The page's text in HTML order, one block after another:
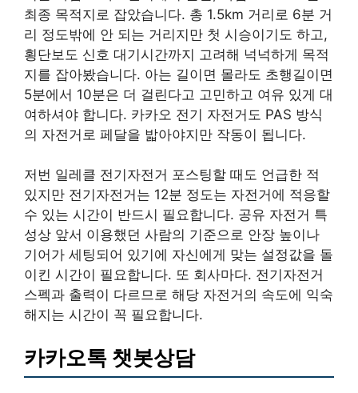
최종 목적지로 잡았습니다. 총 1.5km 거리로 6분 거
리 정도밖에 안 되는 거리지만 첫 시승이기도 하고,
횡단보도 신호 대기시간까지 고려해 넉넉하게 목적
지를 잡아봤습니다. 아는 길이면 몰라도 초행길이면
5분에서 10분은 더 걸린다고 고민하고 여유 있게 대
여하셔야 합니다. 카카오 전기 자전거도 PAS 방식
의 자전거로 페달을 밟아야지만 작동이 됩니다.
저번 일레클 전기자전거 포스팅할 때도 언급한 적
있지만 전기자전거는 12분 정도는 자전거에 적응할
수 있는 시간이 반드시 필요합니다. 공유 자전거 특
성상 앞서 이용했던 사람의 기준으로 안장 높이나
기어가 세팅되어 있기에 자신에게 맞는 설정값을 돌
이킨 시간이 필요합니다. 또 회사마다. 전기자전거
스펙과 출력이 다르므로 해당 자전거의 속도에 익숙
해지는 시간이 꼭 필요합니다.
카카오톡 챗봇상담